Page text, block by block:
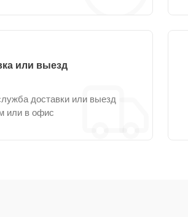
или выезд
доставки или выезд
или в офис